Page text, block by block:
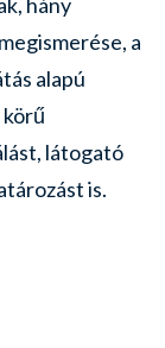
a
alapú
látogató
is.